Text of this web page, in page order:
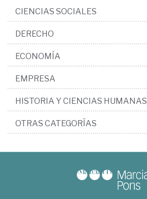
CIENCIAS SOCIALES
DERECHO
ECONOMÍA
EMPRESA
HISTORIA Y CIENCIAS HUMANAS
OTRAS CATEGORÍAS